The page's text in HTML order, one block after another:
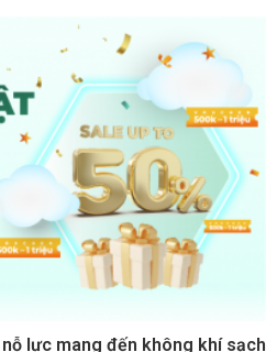
nỗ lực mang đến không khí sạch